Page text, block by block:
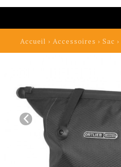
Accueil › Accessoires › Sac ›